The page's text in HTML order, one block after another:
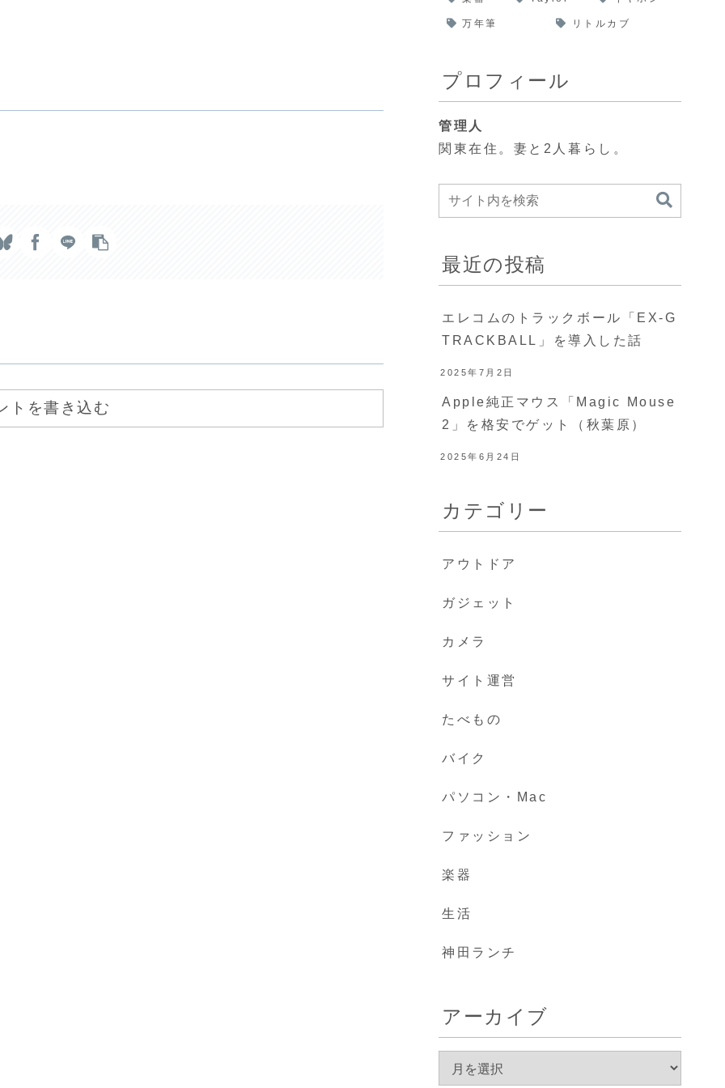
トを書き込む
万年筆 リトルカブ
プロフィール
管理人
関東在住。妻と2人暮らし。
最近の投稿
エレコムのトラックボール「EX-G
TRACKBALL」を導入した話
2025年7月2日
Apple純正マウス「Magic Mouse
2」を格安でゲット（秋葉原）
2025年6月24日
カテゴリー
アウトドア
ガジェット
カメラ
サイト運営
たべもの
バイク
パソコン・Mac
ファッション
楽器
生活
神田ランチ
アーカイブ